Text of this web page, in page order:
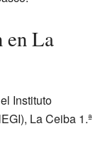
en La
Instituto
La Ceiba 1.ª